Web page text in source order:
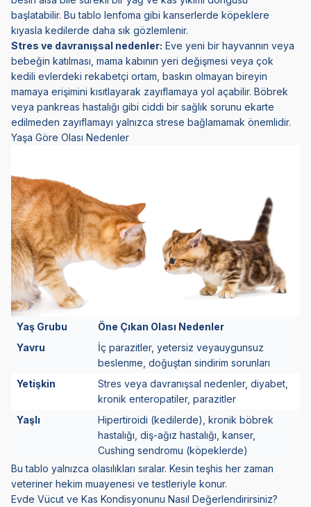
başlatabilir. Bu tablo lenfoma gibi kanserlerde köpeklere
kıyasla kedilerde daha sık gözlemlenir.
Stres ve davranışsal nedenler: Eve yeni bir hayvannın veya
bebeğin katılması, mama kabının yeri değişmesi veya çok
kedili evlerdeki rekabetçi ortam, baskın olmayan bireyin
mamaya erişimini kısıtlayarak zayıflamaya yol açabilir. Böbrek
veya pankreas hastalığı gibi ciddi bir sağlık sorunu ekarte
edilmeden zayıflamayı yalnızca strese bağlamamak önemlidir.
Yaşa Göre Olası Nedenler
Yaş Grubu
Öne Çıkan Olası Nedenler
Yavru
İç parazitler, yetersiz veyauygunsuz
beslenme, doğuştan sindirim sorunları
Yetişkin
Stres veya davranışsal nedenler, diyabet,
kronik enteropatiler, parazitler
Yaşlı
Hipertiroidi (kedilerde), kronik böbrek
hastalığı, diş-ağız hastalığı, kanser,
Cushing sendromu (köpeklerde)
Bu tablo yalnızca olasılıkları sıralar. Kesin teşhis her zaman
veteriner hekim muayenesi ve testleriyle konur.
Evde Vücut ve Kas Kondisyonunu Nasıl Değerlendirirsiniz?